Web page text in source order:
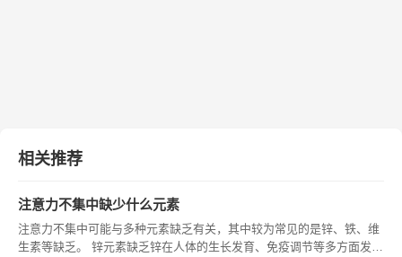
相关推荐
注意力不集中缺少什么元素
注意力不集中可能与多种元素缺乏有关，其中较为常见的是锌、铁、维
生素等缺乏。 锌元素缺乏锌在人体的生长发育、免疫调节等多方面发挥